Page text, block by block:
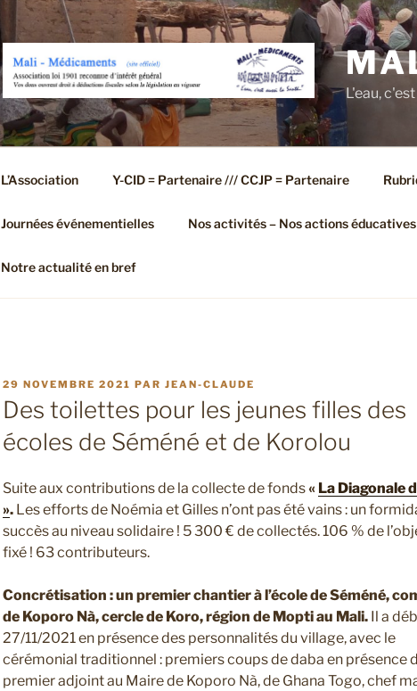
L'eau,
L’Association Y-CID = Partenaire /// CCJP = Partenaire
Journées événementielles Nos activités – Nos actions
Notre actualité en bref
PUBLIÉ
LE
29 NOVEMBRE 2021 PAR JEAN-CLAUDE
Des toilettes pour les jeunes filles des
écoles de Séméné et de Korolou
Suite aux contributions de la collecte de fonds« La Diagonale
». Les efforts de Noémia et Gilles n’ont pas été vains : un
succès au niveau solidaire ! 5 300 € de collectés. 106 % de
fixé ! 63 contributeurs.
Concrétisation : un premier chantier à l’école de Séméné,
de Koporo Nà, cercle de Koro, région de Mopti au Mali. Il a
27/11/2021 en présence des personnalités du village, avec le
cérémonial traditionnel : premiers coups de daba en présence
premier adjoint au Maire de Koporo Nà, de Ghana Togo, chef